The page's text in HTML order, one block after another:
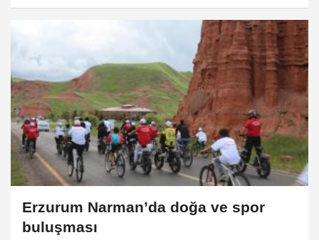
Erzurum Narman’da doğa ve spor
buluşması